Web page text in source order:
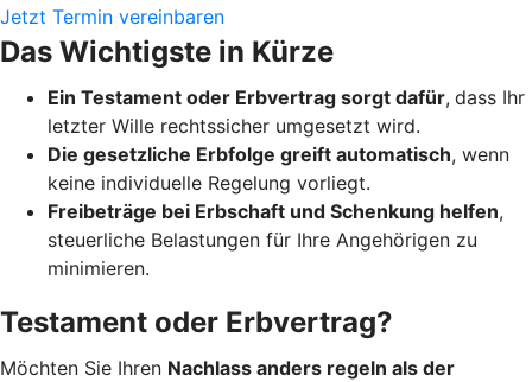
Jetzt Termin vereinbaren
Das Wichtigste in Kürze
Ein Testament oder Erbvertrag sorgt dafür, dass Ihr
letzter Wille rechtssicher umgesetzt wird.
Die gesetzliche Erbfolge greift automatisch, wenn
keine individuelle Regelung vorliegt.
Freibeträge bei Erbschaft und Schenkung helfen,
steuerliche Belastungen für Ihre Angehörigen zu
minimieren.
Testament oder Erbvertrag?
Möchten Sie Ihren Nachlass anders regeln als der